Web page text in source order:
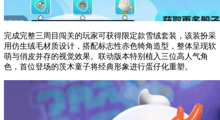
完成完整三周目闯关的玩家可获得限定款雪绒套装，该装扮采
用仿生绒毛材质设计，搭配标志性赤色犄角造型，整体呈现软
萌与俏皮并存的视觉效果。联动版本特别植入三位高人气角
色，首位登场的茨木童子将经典形象进行蛋仔化重塑。